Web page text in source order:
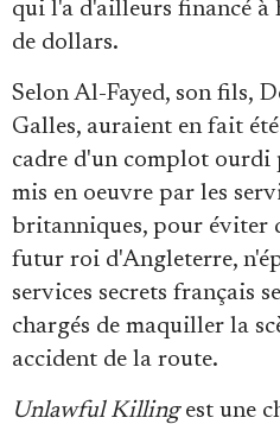
qui l'a d'ailleurs financé
de dollars.
Selon Al-Fayed, son fils,
Galles, auraient en fait été
cadre d'un complot
mis en oeuvre par les
britanniques, pour éviter
futur roi d'Angleterre,
services secrets français
chargés de maquiller la
accident de la route.
Unlawful Killingest une